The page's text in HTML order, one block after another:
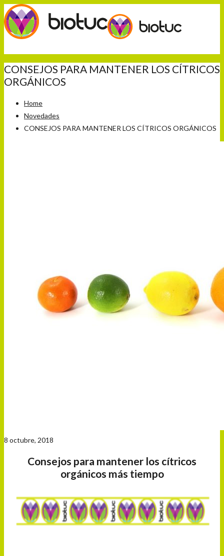
CONSEJOS PARA MANTENER LOS CÍTRICOS
ORGÁNICOS
Home
Novedades
CONSEJOS PARA MANTENER LOS CÍTRICOS ORGÁNICOS
8 octubre, 2018
Consejos para mantener los cítricos
orgánicos más tiempo